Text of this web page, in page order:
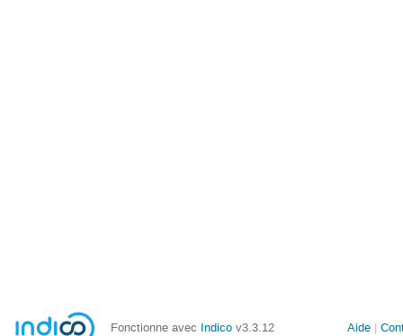
Fonctionne avec Indico v3.3.12 Aide